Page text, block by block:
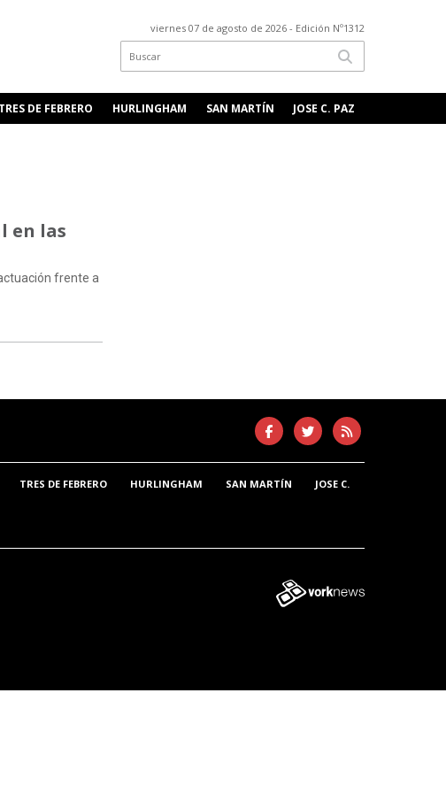
viernes 07 de agosto de 2026 - Edición Nº1312
TRES DE FEBRERO HURLINGHAM SAN MARTÍN JOSE C. PAZ
en las
frente a
TRES DE FEBRERO HURLINGHAM SAN MARTÍN
JOSE C.